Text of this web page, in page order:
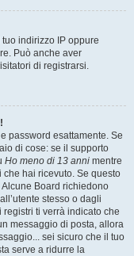
indirizzo IP oppure
Può anche aver
di registrarsi.
password esattamente. Se
di cose: se il supporto
Ho meno di 13 anni mentre
hai ricevuto. Se questo
Board richiedono
stesso o dagli
ti verrà indicato che
messaggio di posta, allora
sei sicuro che il tuo
serve a ridurre la